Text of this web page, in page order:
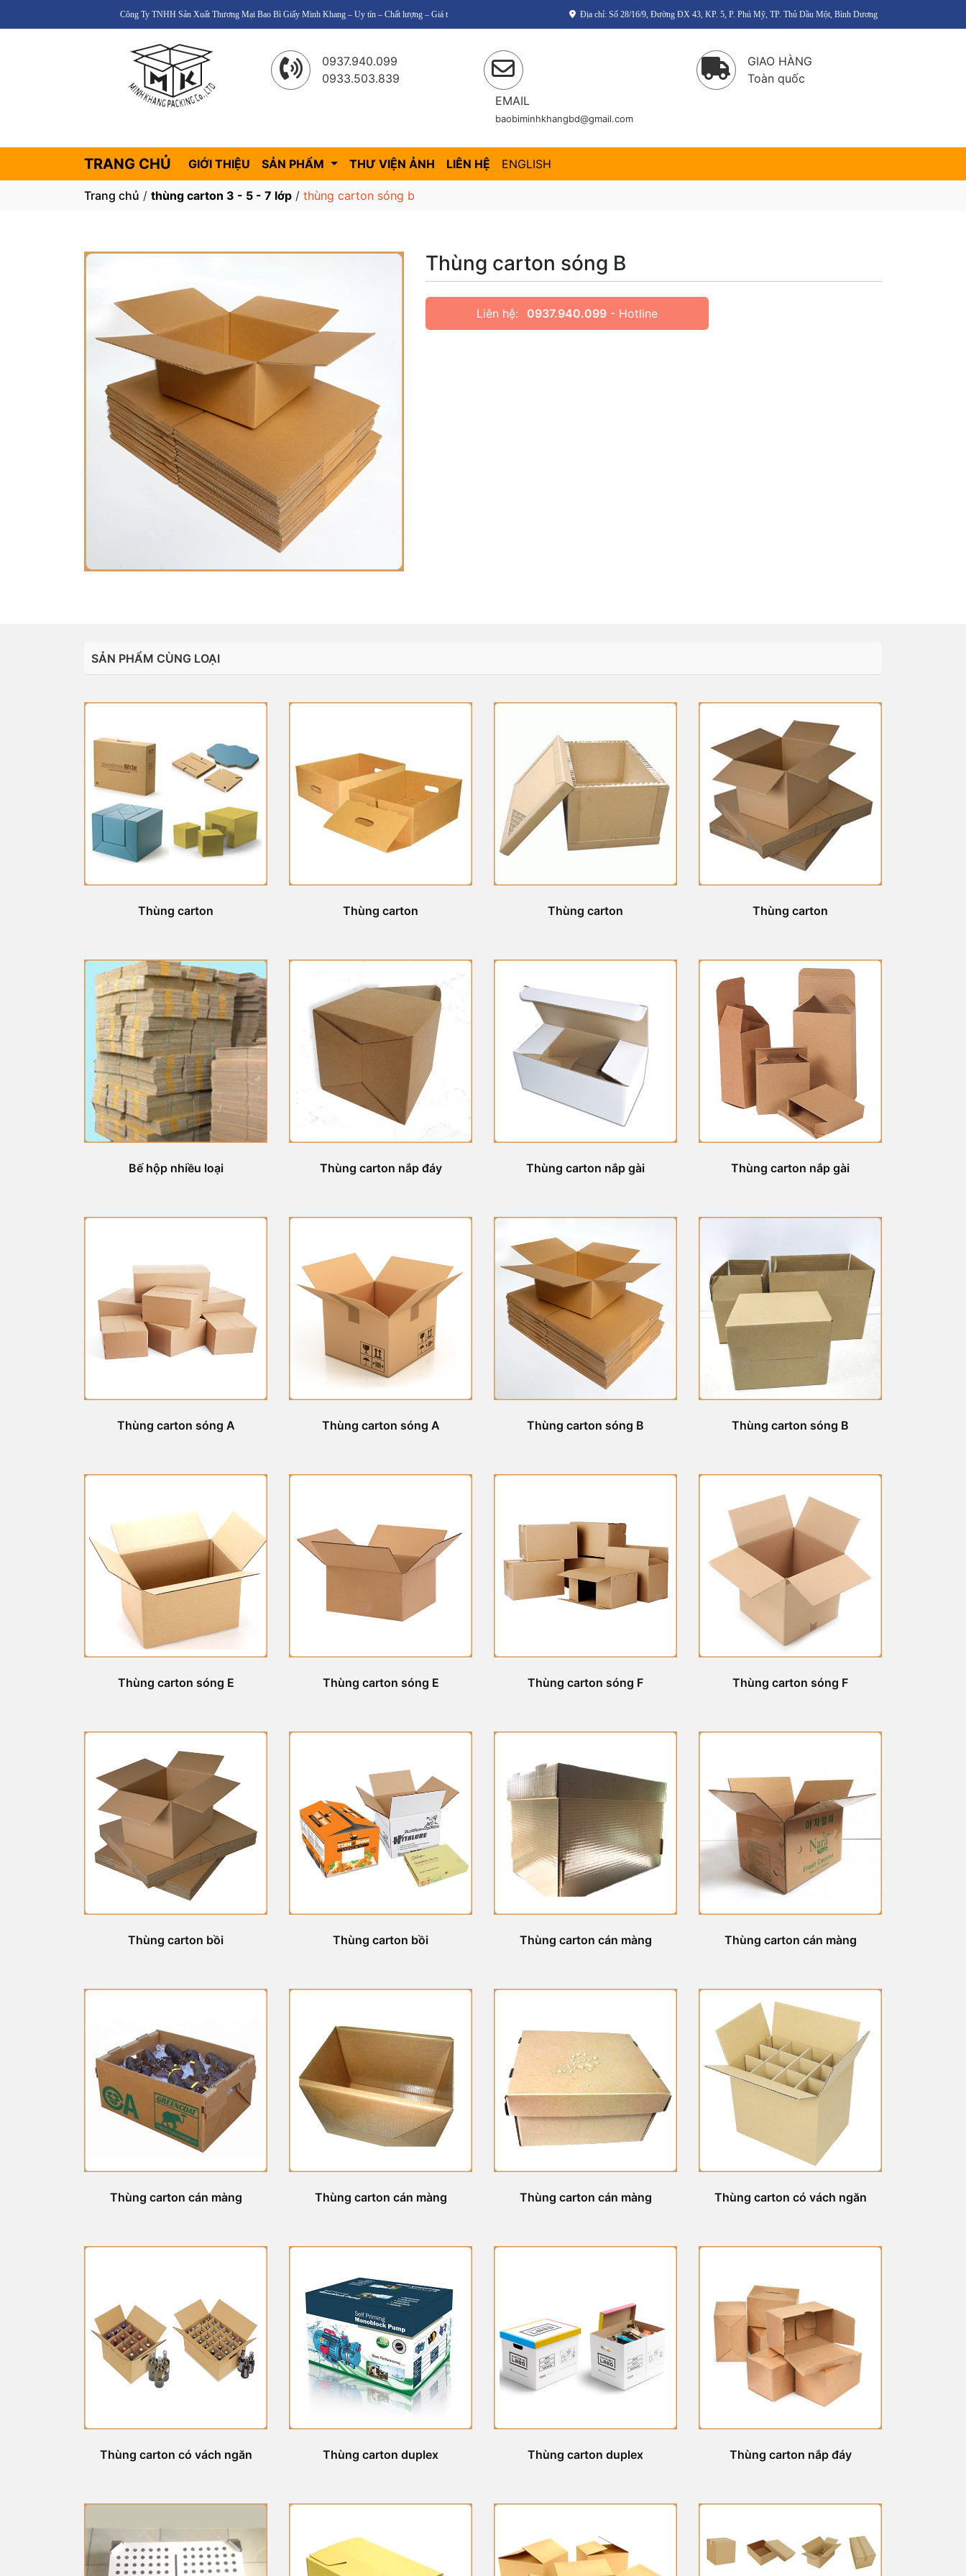
Công Ty TNHH Sản Xuất Thương Mại Bao Bì Giấy Minh Khang – Uy tín – Chất lượng – Giá thành cạnh tranh! Địa chỉ: Số 28/16/9, Đường ĐX 43, KP. 5, P. Phú Mỹ, TP. Thủ Dầu Một, Bình Dương
0937.940.099
0933.503.839
EMAIL
baobiminhkhangbd@gmail.com
GIAO HÀNG
Toàn quốc
TRANG CHỦ GIỚI THIỆU SẢN PHẨM THƯ VIỆN ẢNH LIÊN HỆ ENGLISH
Trang chủ / thùng carton 3 - 5 - 7 lớp / thùng carton sóng b
Thùng carton sóng B
Liên hệ: 0937.940.099- Hotline
SẢN PHẨM CÙNG LOẠI
Thùng carton Thùng carton Thùng carton Thùng carton
Bế hộp nhiều loại Thùng carton nắp đáy Thùng carton nắp gài Thùng carton nắp gài
Thùng carton sóng A Thùng carton sóng A Thùng carton sóng B Thùng carton sóng B
Thùng carton sóng E Thùng carton sóng E Thùng carton sóng F Thùng carton sóng F
Thùng carton bồi Thùng carton bồi Thùng carton cán màng Thùng carton cán màng
Thùng carton cán màng Thùng carton cán màng Thùng carton cán màng Thùng carton có vách ngăn
Thùng carton có vách ngăn Thùng carton duplex Thùng carton duplex Thùng carton nắp đáy